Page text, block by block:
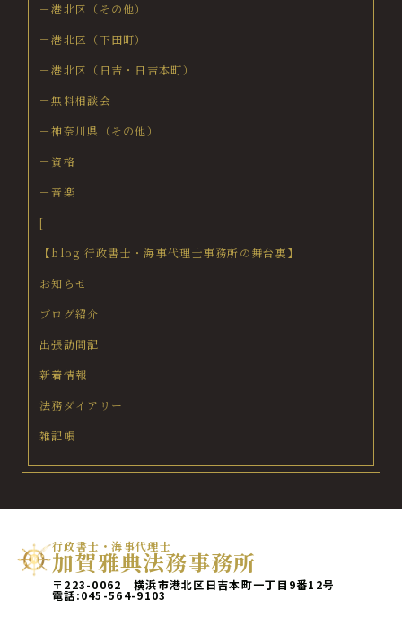
－港北区（その他）
－港北区（下田町）
－港北区（日吉・日吉本町）
－無料相談会
－神奈川県（その他）
－資格
－音楽
[
【blog 行政書士・海事代理士事務所の舞台裏】
お知らせ
ブログ紹介
出張訪問記
新着情報
法務ダイアリー
雑記帳
行政書士・海事代理士
加賀雅典法務事務所
〒223-0062 横浜市港北区日吉本町一丁目9番12号
電話:045-564-9103